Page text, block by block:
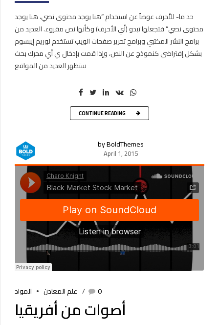
حد ما- للأحرف عوضاً عن استخدام “هنا يوجد محتوى نصي، هنا يوجد
محتوى نصي” فتجعلها تبدو (أي الأحرف) وكأنها نص مقروء. العديد من
برامح النشر المكتبي وبرامح تحرير صفحات الويب تستخدم لوريم إيبسوم
بشكل إفتراضي كنموذج عن النص، وإذا قمت بإدخال ي أي محرك بحث
ستظهر العديد من المواقع
CONTINUE READING
by BoldThemes
April 1, 2015
المواد علم المعادن 0
أصوات من أفريقيا